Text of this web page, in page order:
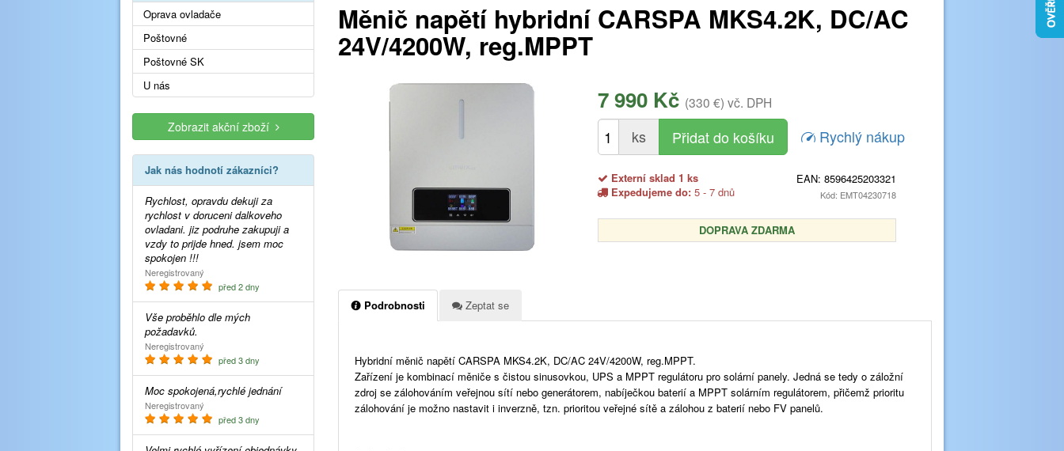
Měnič napětí hybridní CARSPA MKS4.2K, DC/AC
24V/4200W, reg.MPPT
7 990 Kč (330 €) vč. DPH
ks Rychlý nákup
Externí sklad 1 ks
Expedujeme do:5 - 7 dnů
EAN: 8596425203321
Kód: EMT04230718
DOPRAVA ZDARMA
Podrobnosti Zeptat se
Hybridní měnič napětí CARSPA MKS4.2K, DC/AC 24V/4200W, reg.MPPT.
Zařízení je kombinací měniče s čistou sinusovkou, UPS a MPPT regulátoru pro solární panely. Jedná se tedy o záložní
zdroj se zálohováním veřejnou sítí nebo generátorem, nabíječkou baterií a MPPT solárním regulátorem, přičemž prioritu
zálohování je možno nastavit i inverzně, tzn. prioritou veřejné sítě a zálohou z baterií nebo FV panelů.
Oprava ovladače
Poštovné
Poštovné SK
U nás
Zobrazit akční zboží
Jak nás hodnotí zákazníci?
Rychlost, opravdu dekuji za
rychlost v doruceni dalkoveho
ovladani. jiz podruhe zakupuji a
vzdy to prijde hned. jsem moc
spokojen !!!
Neregistrovaný
před 2 dny
Vše proběhlo dle mých
požadavků.
Neregistrovaný
před 3 dny
Moc spokojená,rychlé jednání
Neregistrovaný
před 3 dny